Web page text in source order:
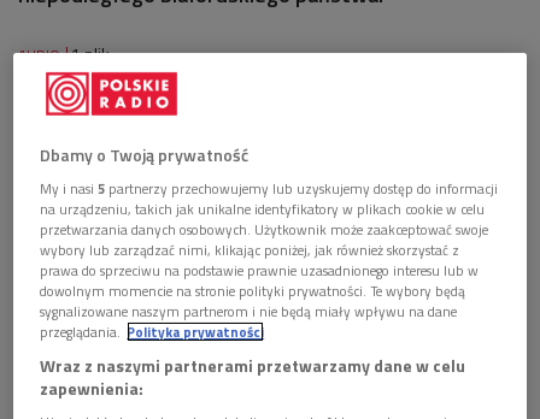
AUDIO 1 plik
 00'54
Relacja Włodzimierza Paca z Mińska (IAR)
Dbamy o Twoją prywatność
My i nasi5 partnerzy przechowujemy lub uzyskujemy dostęp do informacji
na urządzeniu, takich jak unikalne identyfikatory w plikach cookie w celu
przetwarzania danych osobowych. Użytkownik może zaakceptować swoje
wybory lub zarządzać nimi, klikając poniżej, jak również skorzystać z
prawa do sprzeciwu na podstawie prawnie uzasadnionego interesu lub w
dowolnym momencie na stronie polityki prywatności. Te wybory będą
sygnalizowane naszym partnerom i nie będą miały wpływu na dane
przeglądania. Polityka prywatności
Wraz z naszymi partnerami przetwarzamy dane w celu
zapewnienia: